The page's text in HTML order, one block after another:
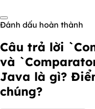
Đánh dấu hoàn thành
Câu trả lời
và
Java là gì?
chúng?